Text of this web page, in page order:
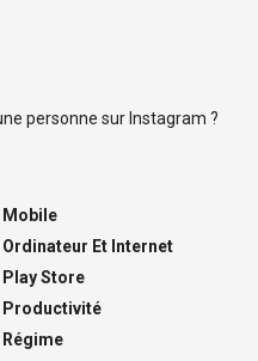
personne sur Instagram ?
Mobile
Ordinateur Et Internet
Play Store
Productivité
Régime